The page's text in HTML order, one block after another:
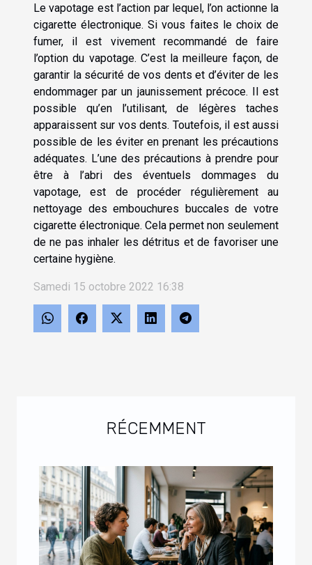
Le vapotage est l’action par lequel, l’on actionne la
cigarette électronique. Si vous faites le choix de
fumer, il est vivement recommandé de faire
l’option du vapotage. C’est la meilleure façon, de
garantir la sécurité de vos dents et d’éviter de les
endommager par un jaunissement précoce. Il est
possible qu’en l’utilisant, de légères taches
apparaissent sur vos dents. Toutefois, il est aussi
possible de les éviter en prenant les précautions
adéquates. L’une des précautions à prendre pour
être à l’abri des éventuels dommages du
vapotage, est de procéder régulièrement au
nettoyage des embouchures buccales de votre
cigarette électronique. Cela permet non seulement
de ne pas inhaler les détritus et de favoriser une
certaine hygiène.
Samedi 15 octobre 2022 16:38
RÉCEMMENT